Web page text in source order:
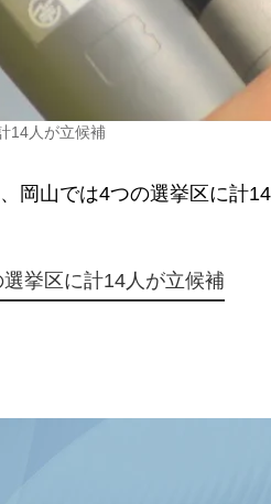
14人が立候補
山では4つの選挙区に計14
選挙区に計14人が立候補